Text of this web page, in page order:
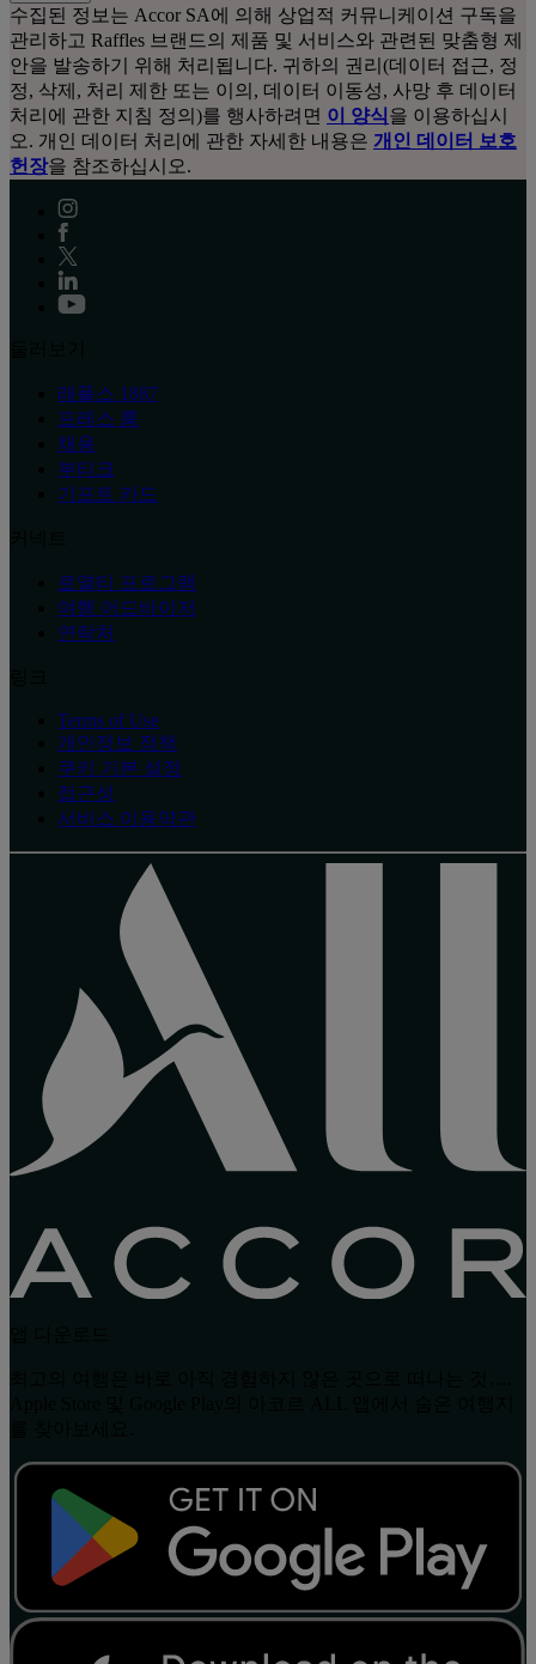
수집된 정보는 Accor SA에 의해 상업적 커뮤니케이션 구독을
관리하고 Raffles 브랜드의 제품 및 서비스와 관련된 맞춤형 제
안을 발송하기 위해 처리됩니다. 귀하의 권리(데이터 접근, 정
정, 삭제, 처리 제한 또는 이의, 데이터 이동성, 사망 후 데이터
처리에 관한 지침 정의)를 행사하려면 이 양식을 이용하십시
오. 개인 데이터 처리에 관한 자세한 내용은 개인 데이터 보호
헌장을 참조하십시오.
래플스 1887
프레스 룸
채용
부티크
기프트 카드
로열티 프로그램
여행 어드바이저
연락처
Terms of Use
개인정보 정책
쿠키 기본 설정
접근성
서비스 이용약관